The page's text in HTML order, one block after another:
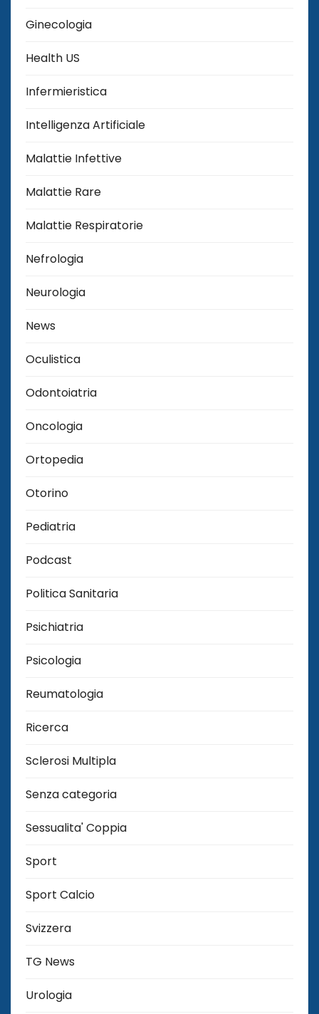
Ginecologia
Health US
Infermieristica
Intelligenza Artificiale
Malattie Infettive
Malattie Rare
Malattie Respiratorie
Nefrologia
Neurologia
News
Oculistica
Odontoiatria
Oncologia
Ortopedia
Otorino
Pediatria
Podcast
Politica Sanitaria
Psichiatria
Psicologia
Reumatologia
Ricerca
Sclerosi Multipla
Senza categoria
Sessualita' Coppia
Sport
Sport Calcio
Svizzera
TG News
Urologia